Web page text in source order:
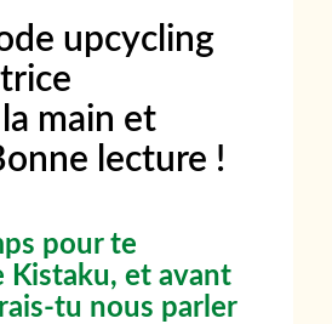
upcycling
main et
lecture !
pour te
Kistaku, et avant
tu nous parler